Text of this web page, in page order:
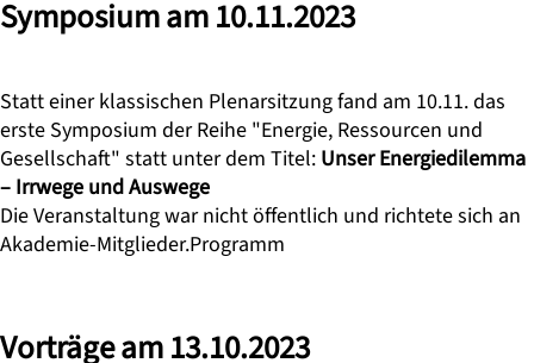
Symposium am 10.11.2023
Statt einer klassischen Plenarsitzung fand am 10.11. das
erste Symposium der Reihe "Energie, Ressourcen und
Gesellschaft" statt unter dem Titel: Unser Energiedilemma
– Irrwege und Auswege
Die Veranstaltung war nicht öffentlich und richtete sich an
Akademie-Mitglieder.Programm
Vorträge am 13.10.2023